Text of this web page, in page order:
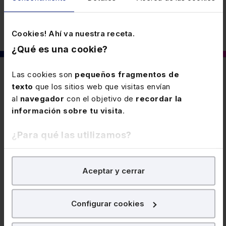
Cookies! Ahí va nuestra receta.
¿Qué es una cookie?
Las cookies son pequeños fragmentos de
texto que los sitios web que visitas envían
al navegador con el objetivo de recordar la
información sobre tu visita.
¿Para qué las utilizamos?
En Lefebvre utilizamos las cookies confines
para tratar demejorar tu experiencia
nuestra página web. También con fines publicitarios,
Aceptar y cerrar
Configurar cookies
También puede interesarte
30 JUNIO 2026
Nuevas funciones de las Áreas
nuevas funciones a estas Áreas Regionales
integradas dentro de las Dependencias Regionales de